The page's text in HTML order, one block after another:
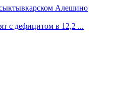
Алешино
с дефицитом в 12,2 ...